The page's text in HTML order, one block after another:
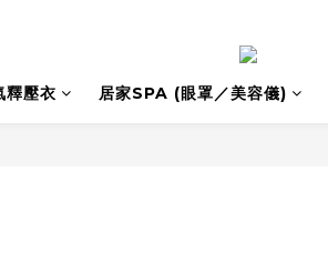
釋壓衣 居家SPA (眼罩／美容儀)